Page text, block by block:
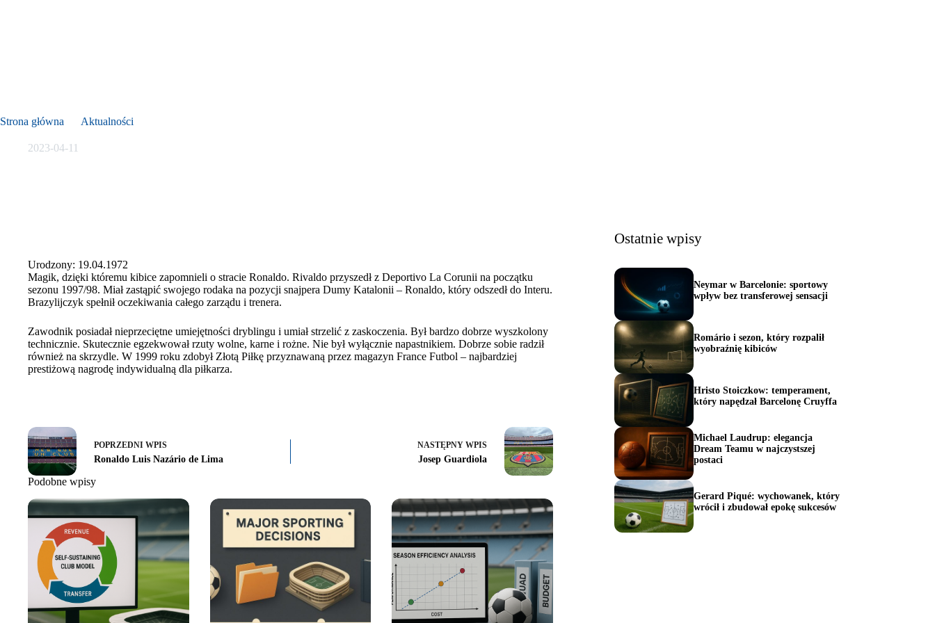
Strona główna Aktualności
2023-04-11
Urodzony: 19.04.1972
Magik, dzięki któremu kibice zapomnieli o stracie Ronaldo. Rivaldo przyszedł z Deportivo La Corunii na początku
sezonu 1997/98. Miał zastąpić swojego rodaka na pozycji snajpera Dumy Katalonii – Ronaldo, który odszedł do Interu.
Brazylijczyk spełnił oczekiwania całego zarządu i trenera.
Zawodnik posiadał nieprzeciętne umiejętności dryblingu i umiał strzelić z zaskoczenia. Był bardzo dobrze wyszkolony
technicznie. Skutecznie egzekwował rzuty wolne, karne i rożne. Nie był wyłącznie napastnikiem. Dobrze sobie radził
również na skrzydle. W 1999 roku zdobył Złotą Piłkę przyznawaną przez magazyn France Futbol – najbardziej
prestiżową nagrodę indywidualną dla piłkarza.
POPRZEDNI WPIS
Ronaldo Luis Nazário de Lima
NASTĘPNY WPIS
Josep Guardiola
Podobne wpisy
Ostatnie wpisy
Neymar w Barcelonie: sportowy
wpływ bez transferowej sensacji
Romário i sezon, który rozpalił
wyobraźnię kibiców
Hristo Stoiczkow: temperament,
który napędzał Barcelonę Cruyffa
Michael Laudrup: elegancja
Dream Teamu w najczystszej
postaci
Gerard Piqué: wychowanek, który
wrócił i zbudował epokę sukcesów